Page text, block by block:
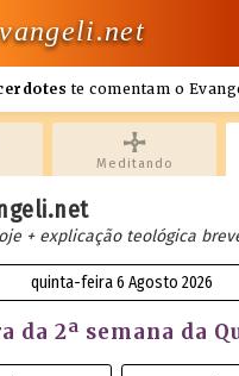
te comentam o
Meditando
+ explicação teológica
quinta-feira 6 Agosto 2026
da 2ª semana da